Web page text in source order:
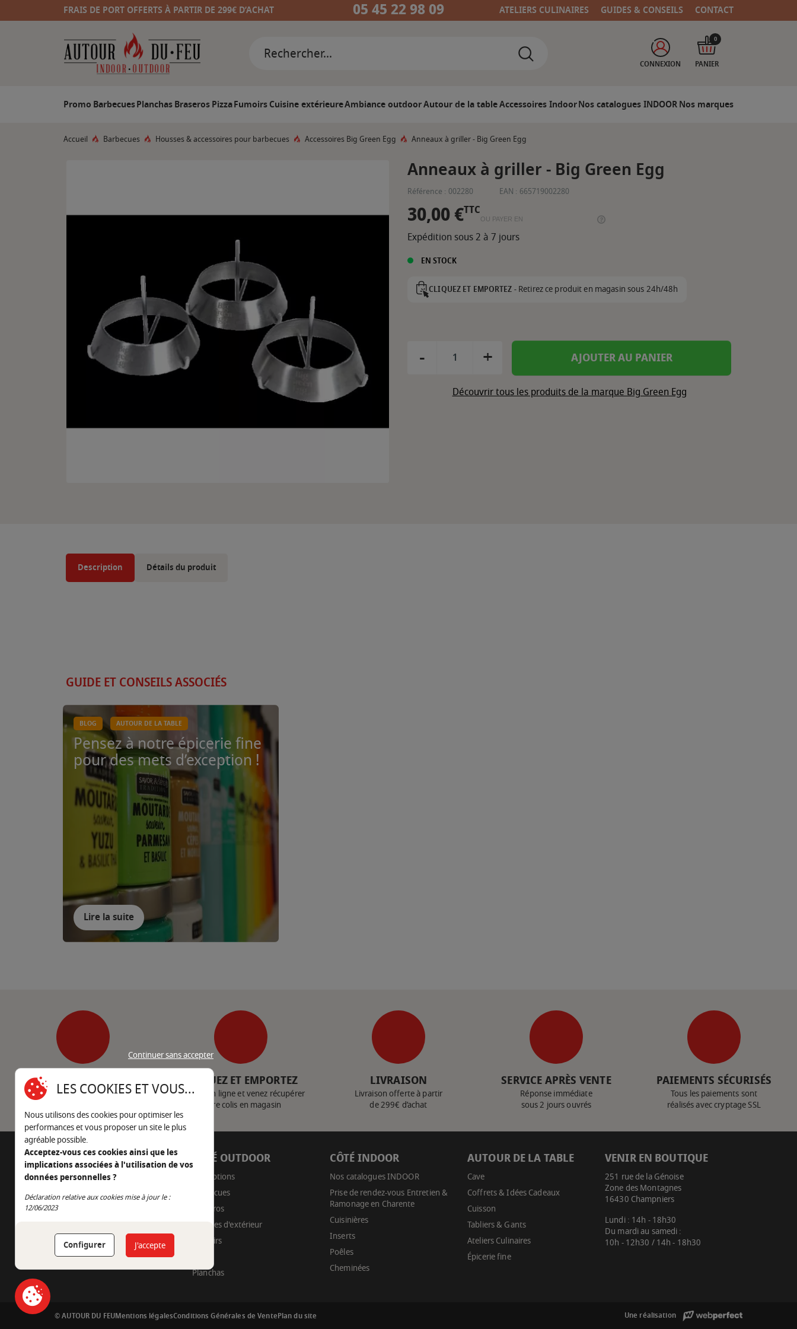
FRAIS DE PORT OFFERTS À PARTIR DE 299€ D’ACHAT 05 45 22 98 09 ATELIERS CULINAIRES GUIDES & CONSEILS CONTACT
CONNEXION PANIER
0
Promo BarbecuesPlanchasBraserosPizzaFumoirsCuisine extérieureAmbiance outdoorAutour de la tableAccessoires IndoorNos catalogues INDOORNos marques
Accueil Barbecues Housses & accessoires pour barbecues Accessoires Big Green Egg Anneaux à griller - Big Green Egg
Anneaux à griller - Big Green Egg
Référence : 002280 EAN : 665719002280
30,00 €TTC
OU PAYER EN
Expédition sous 2 à 7 jours
EN STOCK
CLIQUEZ ET EMPORTEZ -Retirez ce produit en magasin sous 24h/48h
- + AJOUTER AU PANIER
Découvrir tous les produits de la marque Big Green Egg
Description Détails du produit
GUIDE ET CONSEILS ASSOCIÉS
BLOG AUTOUR DE LA TABLE
Pensez à notre épicerie fine
pour des mets d’exception !
Lire la suite
SERVICE CLIENT
Nous contacter
CLIQUEZ ET EMPORTEZ
Achetez en ligne et venez récupérer
votre colis en magasin
LIVRAISON
Livraison offerte à partir
de 299€ d’achat
SERVICE APRÈS VENTE
Réponse immédiate
sous 2 jours ouvrés
PAIEMENTS SÉCURISÉS
Tous les paiements sont
réalisés avec cryptage SSL
AUTOUR DU FEU
05 45 22 98 09
Nous envoyer un e-mail
CÔTÉ OUTDOOR
Promotions
Barbecues
Braseros
Cuisines d'extérieur
Fumoirs
Planchas
CÔTÉ INDOOR
Nos catalogues INDOOR
Prise de rendez-vous Entretien &
Ramonage en Charente
Cuisinières
Inserts
Poêles
Cheminées
AUTOUR DE LA TABLE
Cave
Coffrets & Idées Cadeaux
Cuisson
Tabliers & Gants
Ateliers Culinaires
Épicerie fine
VENIR EN BOUTIQUE
251 rue de la Génoise
Zone des Montagnes
16430 Champniers
Lundi : 14h - 18h30
Du mardi au samedi :
10h - 12h30 / 14h - 18h30
© AUTOUR DU FEUMentions légalesConditions Générales de VentePlan du site Une réalisation
Continuer sans accepter
LES COOKIES ET VOUS...
Nous utilisons des cookies pour optimiser les
performances et vous proposer un site le plus
agréable possible.
Acceptez-vous ces cookies ainsi que les
implications associées à l'utilisation de vos
données personnelles ?
Déclaration relative aux cookies mise à jour le :
12/06/2023
Configurer J'accepte